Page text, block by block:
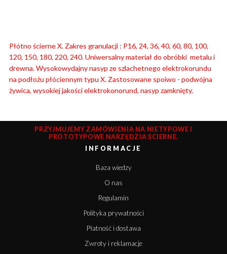
Płótno ścierne X. Zakres granulacji : P16, 24, 36, 40, 60, 80, 100,
120, 150, 180, 220, 240. Uniwersalny materiał do obróbki metalu i
drewna. Wysokowydajny nasyp ze szlachetnego elektrokorundu
na podłożu płóciennym typu X. Zastosowane spoiwo - podwójna
żywica, wysokiej jakości elektrokonorund, nasyp zamknięty.
PRZYJMUJEMY ZAMÓWIENIA NA NIETYPOWE I
PROTOTYPOWE NARZĘDZIA ŚCIERNE.
INFORMACJE
Baza wiedzy
O nas
Regulamin
Polityka prywatności
Płatność i dostawa
Zwroty i reklamacje